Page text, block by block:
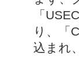
「
り、「
込まれ